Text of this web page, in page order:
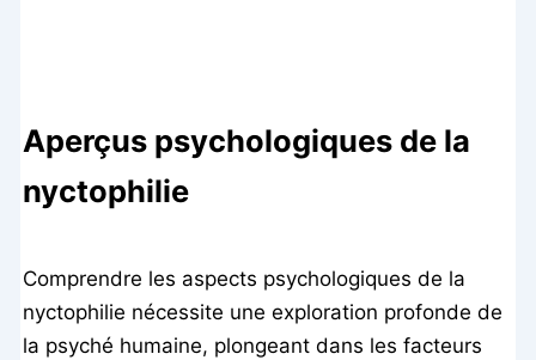
Aperçus psychologiques de la
nyctophilie
Comprendre les aspects psychologiques de la
nyctophilie nécessite une exploration profonde de
la psyché humaine, plongeant dans les facteurs